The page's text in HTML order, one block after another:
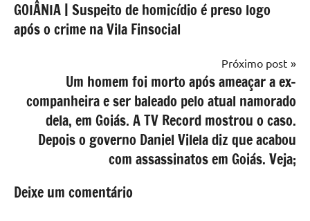
de
Post
GOIÂNIA | Suspeito de homicídio é preso logo
após o crime na Vila Finsocial
Próximo post
Um homem foi morto após ameaçar a ex-
companheira e ser baleado pelo atual namorado
dela, em Goiás. A TV Record mostrou o caso.
Depois o governo Daniel Vilela diz que acabou
com assassinatos em Goiás. Veja;
Deixe um comentário